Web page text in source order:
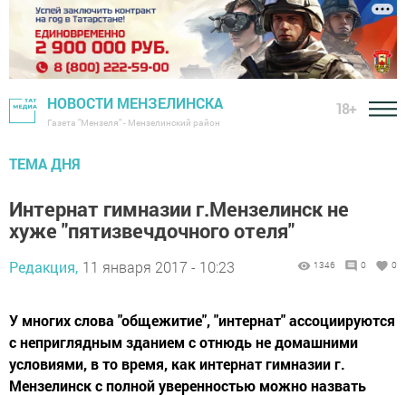
НОВОСТИ МЕНЗЕЛИНСКА
Газета "Мензеля" - Мензелинский район
18+
ТЕМА ДНЯ
Интернат гимназии г.Мензелинск не
хуже "пятизвечдочного отеля"
Редакция, 11 января 2017 - 10:23 1346 0 0
У многих слова "общежитие", "интернат" ассоциируются
с неприглядным зданием с отнюдь не домашними
условиями, в то время, как интернат гимназии г.
Мензелинск с полной уверенностью можно назвать